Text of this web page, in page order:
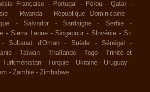
Française - Portugal - Pérou -Qatar -
- Rwanda - République Dominicaine
-
- Salvador - Sardaigne - Serbie
-
- Sierra Leone - Singapour - Slovénie - Sri
- Sultanat d'Oman - Suède - Sénégal
-
- Taïwan - Thaïlande - Togo -
Trinité et
Turkménistan - Turquie - Ukraine - Uruguay -
- Zambie - Zimbabwe